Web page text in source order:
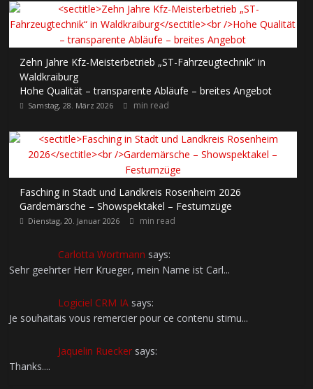
Zehn Jahre Kfz-Meisterbetrieb „ST-Fahrzeugtechnik“ in
Waldkraiburg
Hohe Qualität – transparente Abläufe – breites Angebot
Samstag, 28. März 2026 min read
Fasching in Stadt und Landkreis Rosenheim 2026
Gardemärsche – Showspektakel – Festumzüge
Dienstag, 20. Januar 2026 min read
Carlotta Wortmann says:
Sehr geehrter Herr Krueger, mein Name ist Carl...
Logiciel CRM IA says:
Je souhaitais vous remercier pour ce contenu stimu...
Jaquelin Ruecker says:
Thanks....